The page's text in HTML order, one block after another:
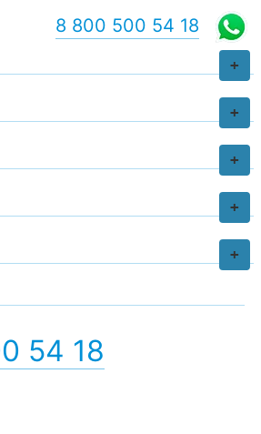
+
+
+
+
+
54 18
8 800 500 54 18